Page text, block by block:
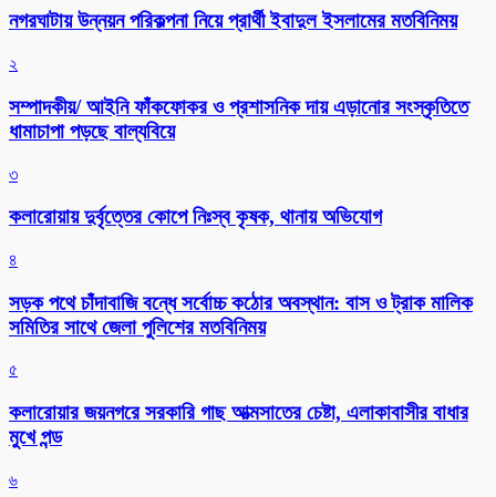
নগরঘাটায় উন্নয়ন পরিকল্পনা নিয়ে প্রার্থী ইবাদুল ইসলামের মতবিনিময়
২
সম্পাদকীয়/ আইনি ফাঁকফোকর ও প্রশাসনিক দায় এড়ানোর সংস্কৃতিতে
ধামাচাপা পড়ছে বাল্যবিয়ে
৩
কলারোয়ায় দুর্বৃত্তের কোপে নিঃস্ব কৃষক, থানায় অভিযোগ
৪
সড়ক পথে চাঁদাবাজি বন্ধে সর্বোচ্চ কঠোর অবস্থান: বাস ও ট্রাক মালিক
সমিতির সাথে জেলা পুলিশের মতবিনিময়
৫
কলারোয়ার জয়নগরে সরকারি গাছ আত্মসাতের চেষ্টা, এলাকাবাসীর বাধার
মুখে পন্ড
৬